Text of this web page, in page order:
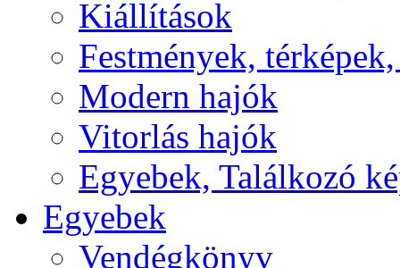
Kiállítások
Festmények,
Modern hajók
Vitorlás hajók
Egyebek, Találkozó
Egyebek
Vendégkönyv